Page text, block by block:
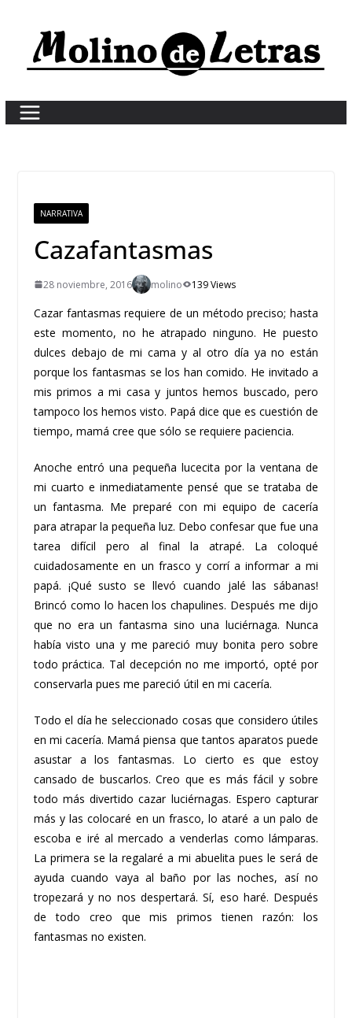
content
NARRATIVA
Cazafantasmas
28 noviembre, 2016 molino 139 Views
Cazar fantasmas requiere de un método preciso; hasta
este momento, no he atrapado ninguno. He puesto
dulces debajo de mi cama y al otro día ya no están
porque los fantasmas se los han comido. He invitado a
mis primos a mi casa y juntos hemos buscado, pero
tampoco los hemos visto. Papá dice que es cuestión de
tiempo, mamá cree que sólo se requiere paciencia.
Anoche entró una pequeña lucecita por la ventana de
mi cuarto e inmediatamente pensé que se trataba de
un fantasma. Me preparé con mi equipo de cacería
para atrapar la pequeña luz. Debo confesar que fue una
tarea difícil pero al final la atrapé. La coloqué
cuidadosamente en un frasco y corrí a informar a mi
papá. ¡Qué susto se llevó cuando jalé las sábanas!
Brincó como lo hacen los chapulines. Después me dijo
que no era un fantasma sino una luciérnaga. Nunca
había visto una y me pareció muy bonita pero sobre
todo práctica. Tal decepción no me importó, opté por
conservarla pues me pareció útil en mi cacería.
Todo el día he seleccionado cosas que considero útiles
en mi cacería. Mamá piensa que tantos aparatos puede
asustar a los fantasmas. Lo cierto es que estoy
cansado de buscarlos. Creo que es más fácil y sobre
todo más divertido cazar luciérnagas. Espero capturar
más y las colocaré en un frasco, lo ataré a un palo de
escoba e iré al mercado a venderlas como lámparas.
La primera se la regalaré a mi abuelita pues le será de
ayuda cuando vaya al baño por las noches, así no
tropezará y no nos despertará. Sí, eso haré. Después
de todo creo que mis primos tienen razón: los
fantasmas no existen.